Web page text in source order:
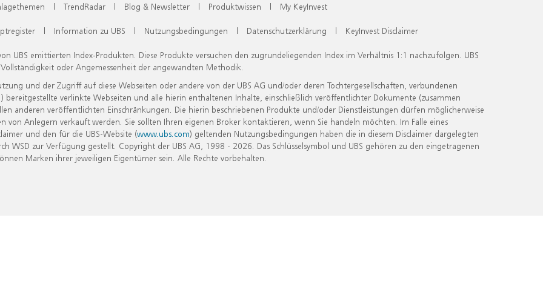
| TrendRadar | Blog & Newsletter | Produktwissen | My KeyInvest
| Information zu UBS | Nutzungsbedingungen | Datenschutzerklärung | KeyInvest Disclaimer
UBS emittierten Index-Produkten. Diese Produkte versuchen den zugrundeliegenden Index im Verhältnis 1:1 nachzufolgen. UBS
oder Angemessenheit der angewandten Methodik.
und der Zugriff auf diese Webseiten oder andere von der UBS AG und/oder deren Tochtergesellschaften, verbundenen
verlinkte Webseiten und alle hierin enthaltenen Inhalte, einschließlich veröffentlichter Dokumente (zusammen
anderen veröffentlichten Einschränkungen. Die hierin beschriebenen Produkte und/oder Dienstleistungen dürfen möglicherweise
Anlegern verkauft werden. Sie sollten Ihren eigenen Broker kontaktieren, wenn Sie handeln möchten. Im Falle eines
und den für die UBS-Website (www.ubs.com) geltenden Nutzungsbedingungen haben die in diesem Disclaimer dargelegten
zur Verfügung gestellt. Copyright der UBS AG, 1998 - 2026. Das Schlüsselsymbol und UBS gehören zu den eingetragenen
Marken ihrer jeweiligen Eigentümer sein. Alle Rechte vorbehalten.